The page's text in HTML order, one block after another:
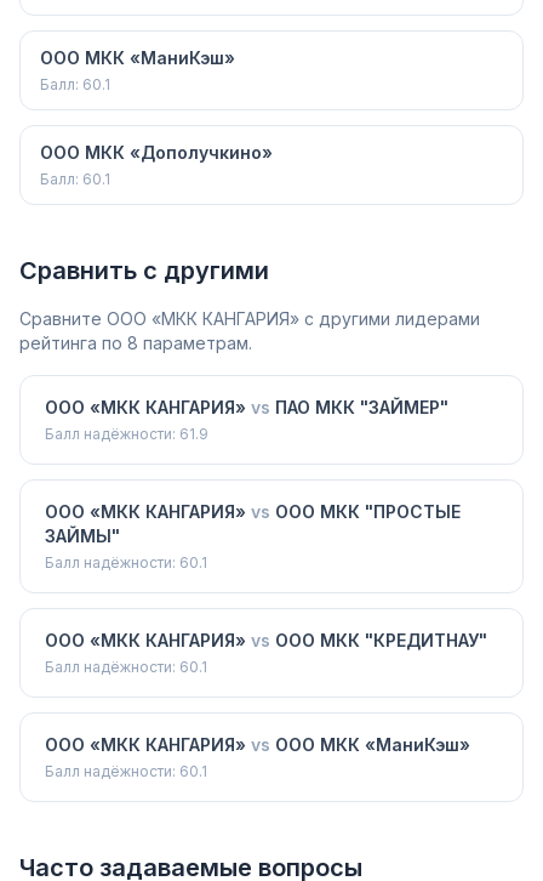
ООО МКК «МаниКэш»
Балл: 60.1
ООО МКК «Дополучкино»
Балл: 60.1
Сравнить с другими
Сравните ООО «МКК КАНГАРИЯ» с другими лидерами
рейтинга по 8 параметрам.
ООО «МКК КАНГАРИЯ» vs ПАО МКК "ЗАЙМЕР"
Балл надёжности: 61.9
ООО «МКК КАНГАРИЯ» vs ООО МКК "ПРОСТЫЕ
ЗАЙМЫ"
Балл надёжности: 60.1
ООО «МКК КАНГАРИЯ» vs ООО МКК "КРЕДИТНАУ"
Балл надёжности: 60.1
ООО «МКК КАНГАРИЯ» vs ООО МКК «МаниКэш»
Балл надёжности: 60.1
Часто задаваемые вопросы